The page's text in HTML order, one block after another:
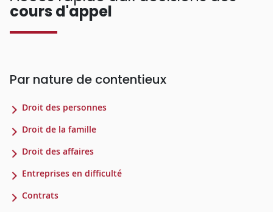
cours d'appel
Par nature de contentieux
Droit des personnes
Droit de la famille
Droit des affaires
Entreprises en difficulté
Contrats